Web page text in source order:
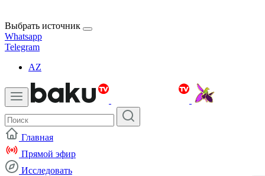
Выбрать источник
Whatsapp
Telegram
AZ
Главная
Прямой эфир
Исследовать